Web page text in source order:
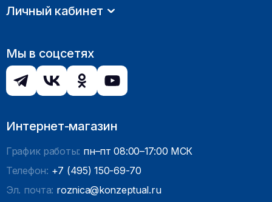
Личный кабинет
Мы в соцсетях
Интернет-магазин
График работы: пн–пт 08:00–17:00 МСК
Телефон: +7 (495) 150-69-70
Эл. почта: roznica@konzeptual.ru